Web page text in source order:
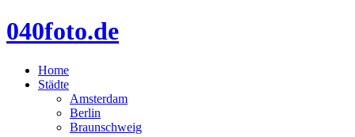
040foto.de
Home
Städte
Amsterdam
Berlin
Braunschweig